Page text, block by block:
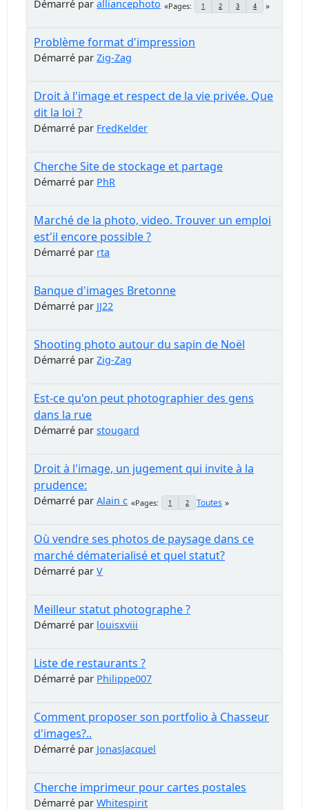
Démarré paralliancephoto Pages 1 2 3 4
Problème format d'impression
Démarré parZig-Zag
Droit à l'image et respect de la vie privée. Que
dit la loi ?
Démarré par FredKelder
Cherche Site de stockage et partage
Démarré par PhR
Marché de la photo, video. Trouver un emploi
est'il encore possible ?
Démarré par rta
Banque d'images Bretonne
Démarré par JJ22
Shooting photo autour du sapin de Noël
Démarré parZig-Zag
Est-ce qu'on peut photographier des gens
dans la rue
Démarré parstougard
Droit à l'image, un jugement qui invite à la
prudence:
Démarré parAlain c Pages 1 2 Toutes
Où vendre ses photos de paysage dans ce
marché dématerialisé et quel statut?
Démarré parV
Meilleur statut photographe ?
Démarré par louisxviii
Liste de restaurants ?
Démarré par Philippe007
Comment proposer son portfolio à Chasseur
d'images?..
Démarré par JonasJacquel
Cherche imprimeur pour cartes postales
Démarré parWhitespirit